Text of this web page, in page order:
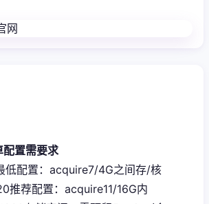
置需要求
低配置​ ​：acquire7/4G之间存/核
​推荐配置​ ​：acquire11/16G内